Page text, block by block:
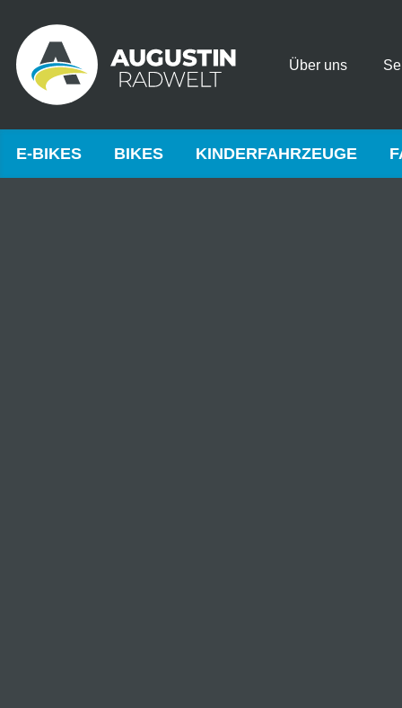
Über uns
E-BIKES BIKES KINDERFAHRZEUGE